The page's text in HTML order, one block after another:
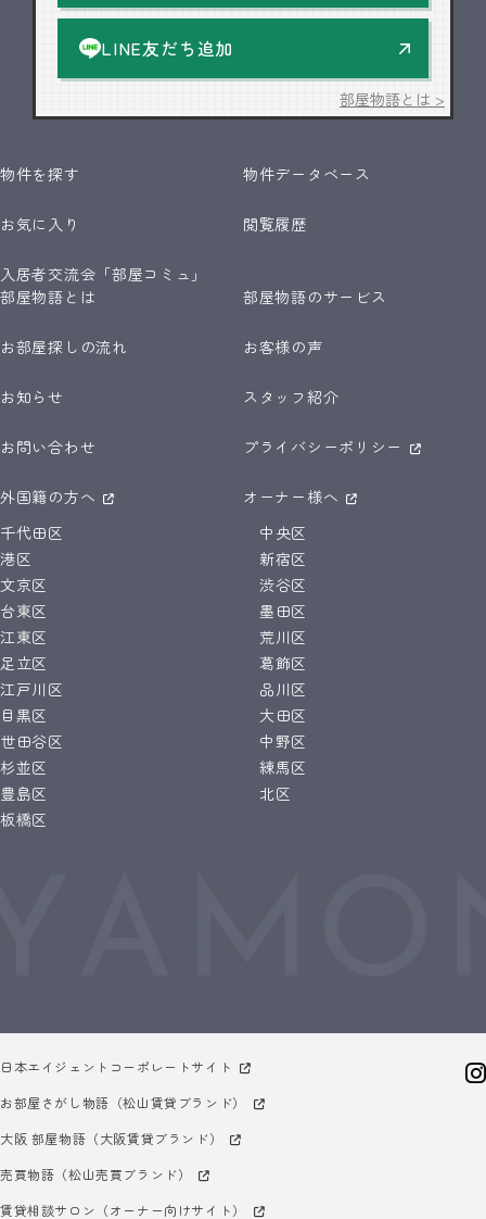
LINE友だち追加
部屋物語とは >
物件を探す 物件データベース
お気に入り 閲覧履歴
入居者交流会「部屋コミュ」
部屋物語とは
部屋物語のサービス
お部屋探しの流れ お客様の声
お知らせ スタッフ紹介
お問い合わせ プライバシーポリシー
外国籍の方へ
オーナー様へ
千代田区
中央区
港区
新宿区
文京区
渋谷区
台東区
墨田区
江東区
荒川区
足立区
葛飾区
江戸川区
品川区
目黒区
大田区
世田谷区
中野区
杉並区
練馬区
豊島区
北区
板橋区
日本エイジェントコーポレートサイト
お部屋さがし物語（松山賃貸ブランド）
大阪 部屋物語（大阪賃貸ブランド）
売買物語（松山売買ブランド）
賃貸相談サロン（オーナー向けサイト）